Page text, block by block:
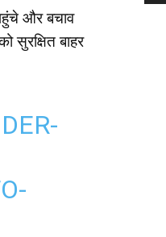
और बचाव
सुरक्षित बाहर